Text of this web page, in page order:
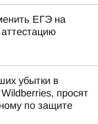
ЕГЭ на
убытки в
просят
по защите